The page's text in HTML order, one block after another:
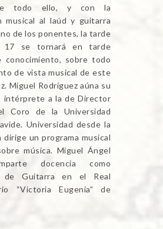
todo ello, y con la
musical al laúd y guitarra
de los ponentes, la tarde
17 se tornará en tarde
conocimiento, sobre todo
de vista musical de este
Miguel Rodríguez aúna su
intérprete a la de Director
Coro de la Universidad
Universidad desde la
dirige un programa musical
música. Miguel Ángel
docencia como
de Guitarra en el Real
“Victoria Eugenia” de